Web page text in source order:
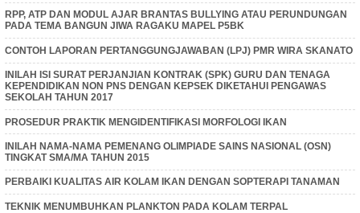
RPP, ATP DAN MODUL AJAR BRANTAS BULLYING ATAU PERUNDUNGAN
PADA TEMA BANGUN JIWA RAGAKU MAPEL P5BK
CONTOH LAPORAN PERTANGGUNGJAWABAN (LPJ) PMR WIRA SKANATO
INILAH ISI SURAT PERJANJIAN KONTRAK (SPK) GURU DAN TENAGA
KEPENDIDIKAN NON PNS DENGAN KEPSEK DIKETAHUI PENGAWAS
SEKOLAH TAHUN 2017
PROSEDUR PRAKTIK MENGIDENTIFIKASI MORFOLOGI IKAN
INILAH NAMA-NAMA PEMENANG OLIMPIADE SAINS NASIONAL (OSN)
TINGKAT SMA/MA TAHUN 2015
PERBAIKI KUALITAS AIR KOLAM IKAN DENGAN SOPTERAPI TANAMAN
TEKNIK MENUMBUHKAN PLANKTON PADA KOLAM TERPAL